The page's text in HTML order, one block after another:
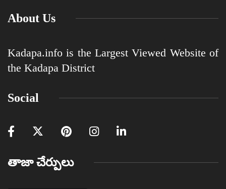
About Us
Kadapa.info is the Largest Viewed Website of
the Kadapa District
Social
తాజా చేర్పులు